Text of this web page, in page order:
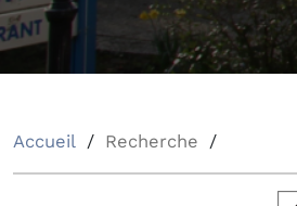
Accueil Recherche